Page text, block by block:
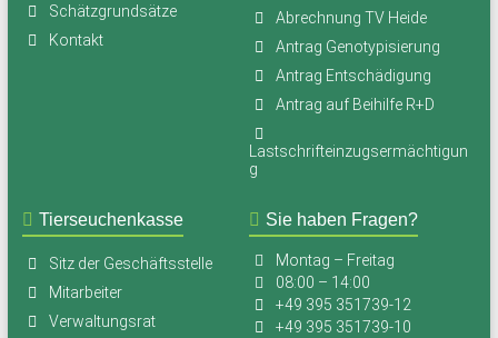
Schätzgrundsätze
Kontakt
Abrechnung TV Heide
Antrag Genotypisierung
Antrag Entschädigung
Antrag auf Beihilfe R+D
Lastschrifteinzugsermächtigun
g
Tierseuchenkasse
Sitz der Geschäftsstelle
Mitarbeiter
Verwaltungsrat
Sie haben Fragen?
Montag – Freitag
08:00 – 14:00
+49 395 351739-12
+49 395 351739-10